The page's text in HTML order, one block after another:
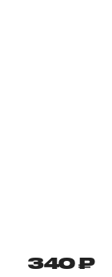
340 ₽